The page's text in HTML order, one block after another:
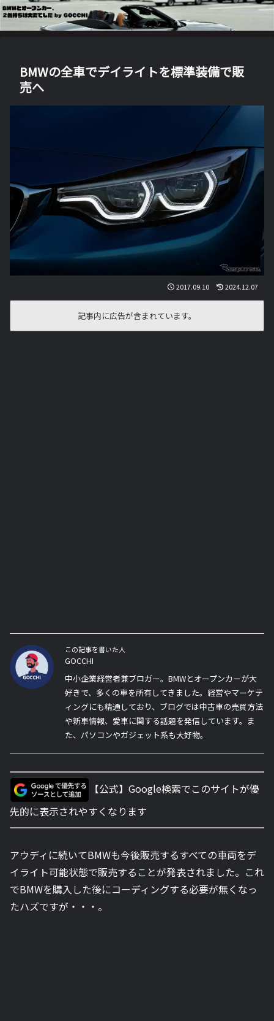
BMWの全車でデイライトを標準装備で販
売へ
2017.09.10 2024.12.07
記事内に広告が含まれています。
この記事を書いた人
GOCCHI
中小企業経営者兼ブロガー。BMWとオープンカーが大
好きで、多くの車を所有してきました。経営やマーケテ
ィングにも精通しており、ブログでは中古車の売買方法
や新車情報、愛車に関する話題を発信しています。ま
た、パソコンやガジェット系も大好物。
【公式】Google検索でこのサイトが優
先的に表示されやすくなります
アウディに続いてBMWも今後販売するすべての車両をデ
イライト可能状態で販売することが発表されました。これ
でBMWを購入した後にコーディングする必要が無くなっ
たハズですが・・・。